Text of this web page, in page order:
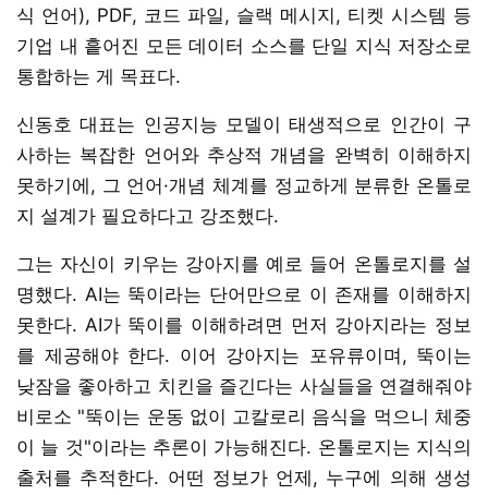
식 언어), PDF, 코드 파일, 슬랙 메시지, 티켓 시스템 등
기업 내 흩어진 모든 데이터 소스를 단일 지식 저장소로
통합하는 게 목표다.
신동호 대표는 인공지능 모델이 태생적으로 인간이 구
사하는 복잡한 언어와 추상적 개념을 완벽히 이해하지
못하기에, 그 언어·개념 체계를 정교하게 분류한 온톨로
지 설계가 필요하다고 강조했다.
그는 자신이 키우는 강아지를 예로 들어 온톨로지를 설
명했다. AI는 뚝이라는 단어만으로 이 존재를 이해하지
못한다. AI가 뚝이를 이해하려면 먼저 강아지라는 정보
를 제공해야 한다. 이어 강아지는 포유류이며, 뚝이는
낮잠을 좋아하고 치킨을 즐긴다는 사실들을 연결해줘야
비로소 "뚝이는 운동 없이 고칼로리 음식을 먹으니 체중
이 늘 것"이라는 추론이 가능해진다. 온톨로지는 지식의
출처를 추적한다. 어떤 정보가 언제, 누구에 의해 생성